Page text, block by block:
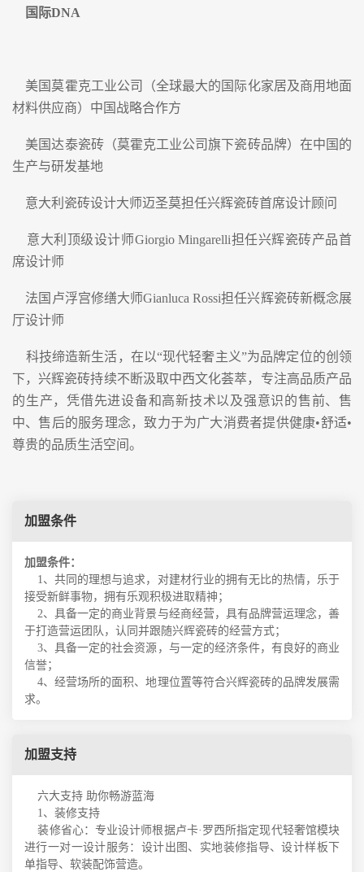
国际DNA
美国莫霍克工业公司（全球最大的国际化家居及商用地面
材料供应商）中国战略合作方
美国达泰瓷砖（莫霍克工业公司旗下瓷砖品牌）在中国的
生产与研发基地
意大利瓷砖设计大师迈圣莫担任兴辉瓷砖首席设计顾问
意大利顶级设计师Giorgio Mingarelli担任兴辉瓷砖产品首
席设计师
法国卢浮宫修缮大师Gianluca Rossi担任兴辉瓷砖新概念展
厅设计师
科技缔造新生活，在以“现代轻奢主义”为品牌定位的创领
下，兴辉瓷砖持续不断汲取中西文化荟萃，专注高品质产品
的生产，凭借先进设备和高新技术以及强意识的售前、售
中、售后的服务理念，致力于为广大消费者提供健康•舒适•
尊贵的品质生活空间。
加盟条件
加盟条件：
1、共同的理想与追求，对建材行业的拥有无比的热情，乐于
接受新鲜事物，拥有乐观积极进取精神；
2、具备一定的商业背景与经商经营，具有品牌营运理念，善
于打造营运团队，认同并跟随兴辉瓷砖的经营方式；
3、具备一定的社会资源，与一定的经济条件，有良好的商业
信誉；
4、经营场所的面积、地理位置等符合兴辉瓷砖的品牌发展需
求。
加盟支持
六大支持 助你畅游蓝海
1、 装修支持
装修省心：专业设计师根据卢卡·罗西所指定现代轻奢馆模块
进行一对一设计服务：设计出图、实地装修指导、设计样板下
单指导、软装配饰营造。